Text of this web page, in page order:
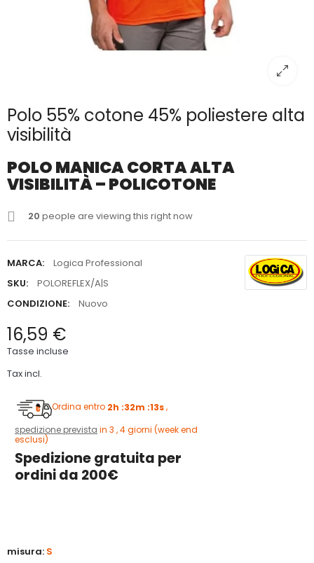
Polo 55% cotone 45% poliestere alta
visibilità
POLO MANICA CORTA ALTA
VISIBILITÀ – POLICOTONE
20 people are viewing this right now
MARCA:
Logica Professional
SKU:
POLOREFLEX/A|S
CONDIZIONE:
Nuovo
16,59 €
Tasse incluse
Tax incl.
Ordina entro 2h :32m :12s,
spedizione prevista in 3 , 4 giorni (week end
esclusi)
Spedizione gratuita per
ordini da 200€
misura: S